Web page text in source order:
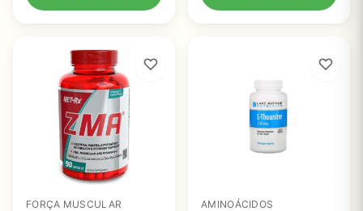
FORÇA MUSCULAR AMINOÁCIDOS